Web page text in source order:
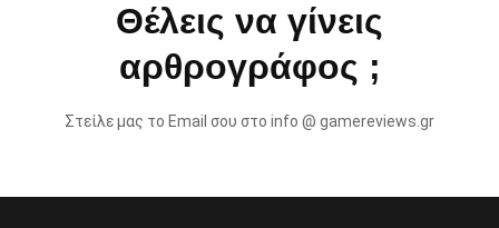
Θέλεις να γίνεις
αρθρογράφος ;
Στείλε μας το Email σου στο info @ gamereviews.gr